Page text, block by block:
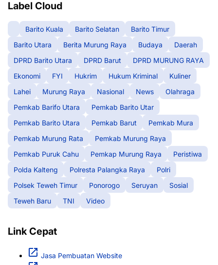
Label Cloud
Barito Kuala Barito Selatan
Barito Timur
Barito Utara
Berita Murung Raya Budaya
Daerah
DPRD Barito Utara
DPRD Barut
DPRD MURUNG RAYA
Ekonomi
FYI Hukrim Hukum Kriminal
Kuliner
Lahei
Murung Raya Nasional News
Olahraga
Pemkab Barifo Utara
Pemkab Barito Utar
Pemkab Barito Utara
Pemkab Barut
Pemkab Mura
Pemkab Murung Rata
Pemkab Murung Raya
Pemkab Puruk Cahu
Pemkap Murung Raya
Peristiwa
Polda Kalteng
Polresta Palangka Raya
Polri
Polsek Teweh Timur
Ponorogo Seruyan
Sosial
Teweh Baru
TNI Video
Link Cepat
Jasa Pembuatan Website